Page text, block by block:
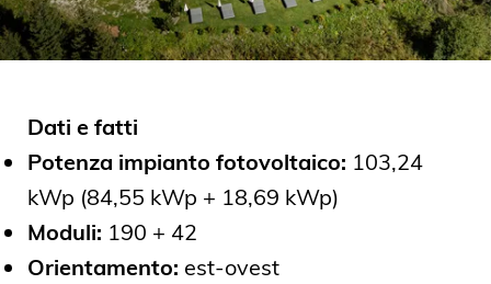
Dati e fatti
Potenza impianto fotovoltaico: 103,24
kWp (84,55 kWp + 18,69 kWp)
Moduli: 190 + 42
Orientamento: est-ovest